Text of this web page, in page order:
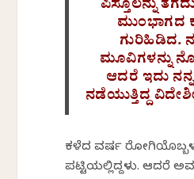
ಪಿಸ್ತೂಲನ್ನು
ಮುಂಭಾಗದ
ಗುರಿಹಿಡಿದ.
ಮೂವಿಗಳನ್ನು
ಆದರೆ ಇದು
ನಡೆಯುತ್ತಿದ್ದ
ಕಳೆದ ವರ್ಷ
ಪಟ್ಟಿಯಲ್ಲಿದ್ದಳು. ಆದರೆ